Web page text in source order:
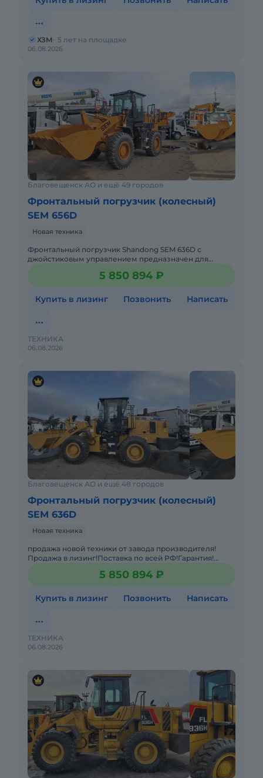
06.08.2026
ХЗМ 5 лет на площадке
Благовещенск АО и ещё 49 городов
Фронтальный погрузчик (колесный)
SEM 656D
Новая техника
Фронтальный погрузчик Shandong SEM 636D с
джойстиковым управлением предназначен для
материалов, таких как песок, щ
5 850 894 ₽
Купить в лизинг Позвонить Написать
06.08.2026
ТЕХНИКА
Благовещенск АО и ещё 48 городов
Фронтальный погрузчик (колесный)
SEM 636D
Новая техника
продажа новой техники от завода производителя!
Продажа в лизинг!Поставка по всей РФ!Гарантия!
джойстиковым управление5 850 894 ₽
Купить в лизинг Позвонить Написать
06.08.2026
ТЕХНИКА